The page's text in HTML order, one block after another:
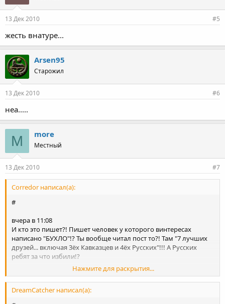
13 Дек 2010 #5
жесть внатуре...
Arsen95
Старожил
13 Дек 2010 #6
неа.....
M more
Местный
13 Дек 2010 #7
Corredor написал(а):
#
вчера в 11:08
И кто это пишет?! Пишет человек у которого винтересах
написано "БУХЛО"!? Ты вообще читал пост то?! Там "7 лучших
друзей... включая 3ёх Кавказцев и 4ёх Русских"!!! А Русских
ребят за что избили!?
Послушай ты! Я являюсь армянином! И я лично не позволяю
себе такого рода высказывания по поводу какой либо нации!
Потому что в отличие от тебя меня воспитывали!!!
Нажмите для раскрытия...
DreamCatcher написал(а):